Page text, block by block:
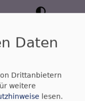
Daten
Drittanbietern
weitere
lesen.